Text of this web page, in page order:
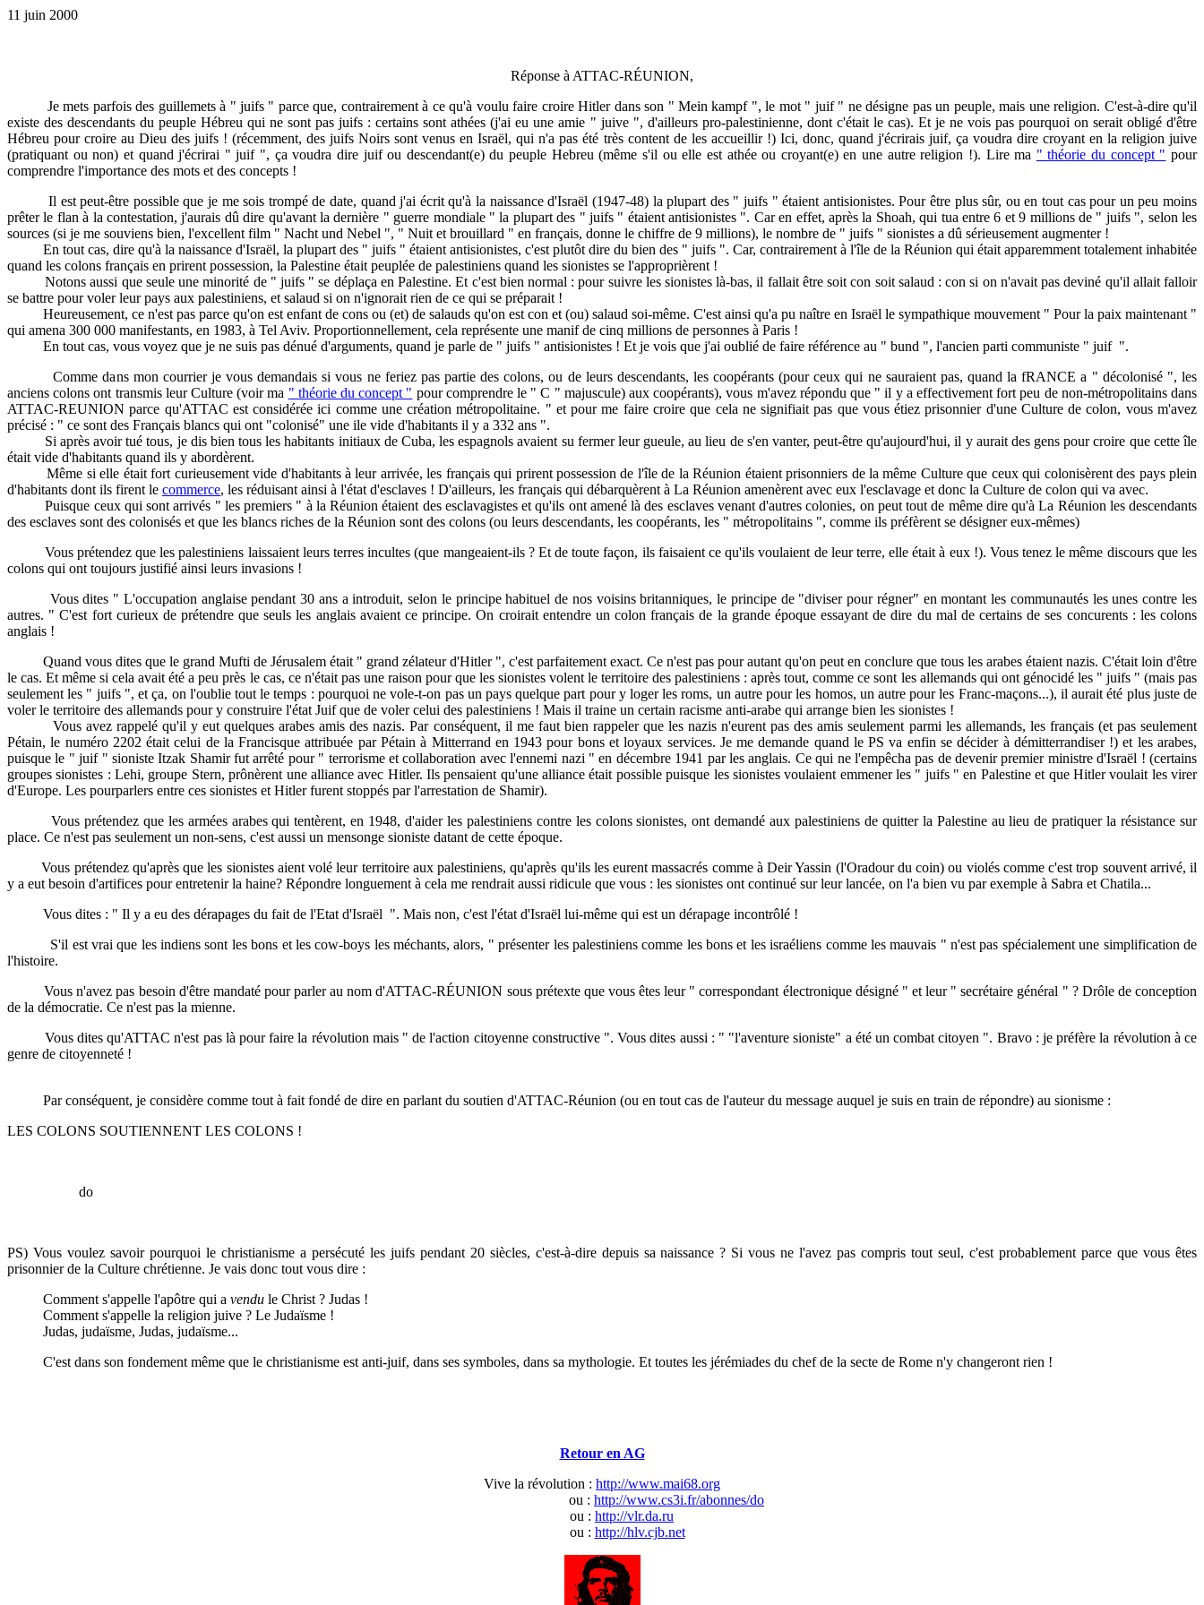
11 juin 2000
Réponse à ATTAC-RÉUNION,
Je mets parfois des guillemets à " juifs " parce que, contrairement à ce qu'à voulu faire croire Hitler dans son " Mein kampf ", le mot " juif " ne désigne pas un peuple, mais une religion. C'est-à-dire qu'il
existe des descendants du peuple Hébreu qui ne sont pas juifs : certains sont athées (j'ai eu une amie " juive ", d'ailleurs pro-palestinienne, dont c'était le cas). Et je ne vois pas pourquoi on serait obligé d'être
Hébreu pour croire au Dieu des juifs ! (récemment, des juifs Noirs sont venus en Israël, qui n'a pas été très content de les accueillir !) Ici, donc, quand j'écrirais juif, ça voudra dire croyant en la religion juive
(pratiquant ou non) et quand j'écrirai " juif ", ça voudra dire juif ou descendant(e) du peuple Hebreu (même s'il ou elle est athée ou croyant(e) en une autre religion !). Lire ma " théorie du concept " pour
comprendre l'importance des mots et des concepts !
Il est peut-être possible que je me sois trompé de date, quand j'ai écrit qu'à la naissance d'Israël (1947-48) la plupart des " juifs " étaient antisionistes. Pour être plus sûr, ou en tout cas pour un peu moins
prêter le flan à la contestation, j'aurais dû dire qu'avant la dernière " guerre mondiale " la plupart des " juifs " étaient antisionistes ". Car en effet, après la Shoah, qui tua entre 6 et 9 millions de " juifs ", selon les
sources (si je me souviens bien, l'excellent film " Nacht und Nebel ", " Nuit et brouillard " en français, donne le chiffre de 9 millions), le nombre de " juifs " sionistes a dû sérieusement augmenter !
En tout cas, dire qu'à la naissance d'Israël, la plupart des " juifs " étaient antisionistes, c'est plutôt dire du bien des " juifs ". Car, contrairement à l'île de la Réunion qui était apparemment totalement inhabitée
quand les colons français en prirent possession, la Palestine était peuplée de palestiniens quand les sionistes se l'approprièrent !
Notons aussi que seule une minorité de " juifs " se déplaça en Palestine. Et c'est bien normal : pour suivre les sionistes là-bas, il fallait être soit con soit salaud : con si on n'avait pas deviné qu'il allait falloir
se battre pour voler leur pays aux palestiniens, et salaud si on n'ignorait rien de ce qui se préparait !
Heureusement, ce n'est pas parce qu'on est enfant de cons ou (et) de salauds qu'on est con et (ou) salaud soi-même. C'est ainsi qu'a pu naître en Israël le sympathique mouvement " Pour la paix maintenant "
qui amena 300 000 manifestants, en 1983, à Tel Aviv. Proportionnellement, cela représente une manif de cinq millions de personnes à Paris !
En tout cas, vous voyez que je ne suis pas dénué d'arguments, quand je parle de " juifs " antisionistes ! Et je vois que j'ai oublié de faire référence au " bund ", l'ancien parti communiste " juif ".
Comme dans mon courrier je vous demandais si vous ne feriez pas partie des colons, ou de leurs descendants, les coopérants (pour ceux qui ne sauraient pas, quand la fRANCE a " décolonisé ", les
anciens colons ont transmis leur Culture (voir ma " théorie du concept " pour comprendre le " C " majuscule) aux coopérants), vous m'avez répondu que " il y a effectivement fort peu de non-métropolitains dans
ATTAC-REUNION parce qu'ATTAC est considérée ici comme une création métropolitaine. " et pour me faire croire que cela ne signifiait pas que vous étiez prisonnier d'une Culture de colon, vous m'avez
précisé : " ce sont des Français blancs qui ont "colonisé" une ile vide d'habitants il y a 332 ans ".
Si après avoir tué tous, je dis bien tous les habitants initiaux de Cuba, les espagnols avaient su fermer leur gueule, au lieu de s'en vanter, peut-être qu'aujourd'hui, il y aurait des gens pour croire que cette île
était vide d'habitants quand ils y abordèrent.
Même si elle était fort curieusement vide d'habitants à leur arrivée, les français qui prirent possession de l'île de la Réunion étaient prisonniers de la même Culture que ceux qui colonisèrent des pays plein
d'habitants dont ils firent le commerce, les réduisant ainsi à l'état d'esclaves ! D'ailleurs, les français qui débarquèrent à La Réunion amenèrent avec eux l'esclavage et donc la Culture de colon qui va avec.
Puisque ceux qui sont arrivés " les premiers " à la Réunion étaient des esclavagistes et qu'ils ont amené là des esclaves venant d'autres colonies, on peut tout de même dire qu'à La Réunion les descendants
des esclaves sont des colonisés et que les blancs riches de la Réunion sont des colons (ou leurs descendants, les coopérants, les " métropolitains ", comme ils préfèrent se désigner eux-mêmes)
Vous prétendez que les palestiniens laissaient leurs terres incultes (que mangeaient-ils ? Et de toute façon, ils faisaient ce qu'ils voulaient de leur terre, elle était à eux !). Vous tenez le même discours que les
colons qui ont toujours justifié ainsi leurs invasions !
Vous dites " L'occupation anglaise pendant 30 ans a introduit, selon le principe habituel de nos voisins britanniques, le principe de "diviser pour régner" en montant les communautés les unes contre les
autres. " C'est fort curieux de prétendre que seuls les anglais avaient ce principe. On croirait entendre un colon français de la grande époque essayant de dire du mal de certains de ses concurents : les colons
anglais !
Quand vous dites que le grand Mufti de Jérusalem était " grand zélateur d'Hitler ", c'est parfaitement exact. Ce n'est pas pour autant qu'on peut en conclure que tous les arabes étaient nazis. C'était loin d'être
le cas. Et même si cela avait été a peu près le cas, ce n'était pas une raison pour que les sionistes volent le territoire des palestiniens : après tout, comme ce sont les allemands qui ont génocidé les " juifs " (mais pas
seulement les " juifs ", et ça, on l'oublie tout le temps : pourquoi ne vole-t-on pas un pays quelque part pour y loger les roms, un autre pour les homos, un autre pour les Franc-maçons...), il aurait été plus juste de
voler le territoire des allemands pour y construire l'état Juif que de voler celui des palestiniens ! Mais il traine un certain racisme anti-arabe qui arrange bien les sionistes !
Vous avez rappelé qu'il y eut quelques arabes amis des nazis. Par conséquent, il me faut bien rappeler que les nazis n'eurent pas des amis seulement parmi les allemands, les français (et pas seulement
Pétain, le numéro 2202 était celui de la Francisque attribuée par Pétain à Mitterrand en 1943 pour bons et loyaux services. Je me demande quand le PS va enfin se décider à démitterrandiser !) et les arabes,
puisque le " juif " sioniste Itzak Shamir fut arrêté pour " terrorisme et collaboration avec l'ennemi nazi " en décembre 1941 par les anglais. Ce qui ne l'empêcha pas de devenir premier ministre d'Israël ! (certains
groupes sionistes : Lehi, groupe Stern, prônèrent une alliance avec Hitler. Ils pensaient qu'une alliance était possible puisque les sionistes voulaient emmener les " juifs " en Palestine et que Hitler voulait les virer
d'Europe. Les pourparlers entre ces sionistes et Hitler furent stoppés par l'arrestation de Shamir).
Vous prétendez que les armées arabes qui tentèrent, en 1948, d'aider les palestiniens contre les colons sionistes, ont demandé aux palestiniens de quitter la Palestine au lieu de pratiquer la résistance sur
place. Ce n'est pas seulement un non-sens, c'est aussi un mensonge sioniste datant de cette époque.
Vous prétendez qu'après que les sionistes aient volé leur territoire aux palestiniens, qu'après qu'ils les eurent massacrés comme à Deir Yassin (l'Oradour du coin) ou violés comme c'est trop souvent arrivé, il
y a eut besoin d'artifices pour entretenir la haine? Répondre longuement à cela me rendrait aussi ridicule que vous : les sionistes ont continué sur leur lancée, on l'a bien vu par exemple à Sabra et Chatila...
Vous dites : " Il y a eu des dérapages du fait de l'Etat d'Israël ". Mais non, c'est l'état d'Israël lui-même qui est un dérapage incontrôlé !
S'il est vrai que les indiens sont les bons et les cow-boys les méchants, alors, " présenter les palestiniens comme les bons et les israéliens comme les mauvais " n'est pas spécialement une simplification de
l'histoire.
Vous n'avez pas besoin d'être mandaté pour parler au nom d'ATTAC-RÉUNION sous prétexte que vous êtes leur " correspondant électronique désigné " et leur " secrétaire général " ? Drôle de conception
de la démocratie. Ce n'est pas la mienne.
Vous dites qu'ATTAC n'est pas là pour faire la révolution mais " de l'action citoyenne constructive ". Vous dites aussi : " "l'aventure sioniste" a été un combat citoyen ". Bravo : je préfère la révolution à ce
genre de citoyenneté !
Par conséquent, je considère comme tout à fait fondé de dire en parlant du soutien d'ATTAC-Réunion (ou en tout cas de l'auteur du message auquel je suis en train de répondre) au sionisme :
LES COLONS SOUTIENNENT LES COLONS !
do
PS) Vous voulez savoir pourquoi le christianisme a persécuté les juifs pendant 20 siècles, c'est-à-dire depuis sa naissance ? Si vous ne l'avez pas compris tout seul, c'est probablement parce que vous êtes
prisonnier de la Culture chrétienne. Je vais donc tout vous dire :
Comment s'appelle l'apôtre qui a vendu le Christ ? Judas !
Comment s'appelle la religion juive ? Le Judaïsme !
Judas, judaïsme, Judas, judaïsme...
C'est dans son fondement même que le christianisme est anti-juif, dans ses symboles, dans sa mythologie. Et toutes les jérémiades du chef de la secte de Rome n'y changeront rien !
Retour en AG
Vive la révolution : http://www.mai68.org
ou : http://www.cs3i.fr/abonnes/do
ou : http://vlr.da.ru
ou : http://hlv.cjb.net